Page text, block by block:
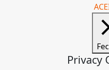
Privacy